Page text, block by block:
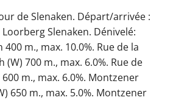
de Slenaken. Départ/arrivée :
Slenaken. Dénivelé:
m., max. 10.0%. Rue de la
700 m., max. 6.0%. Rue de
m., max. 6.0%. Montzener
650 m., max. 5.0%. Montzener